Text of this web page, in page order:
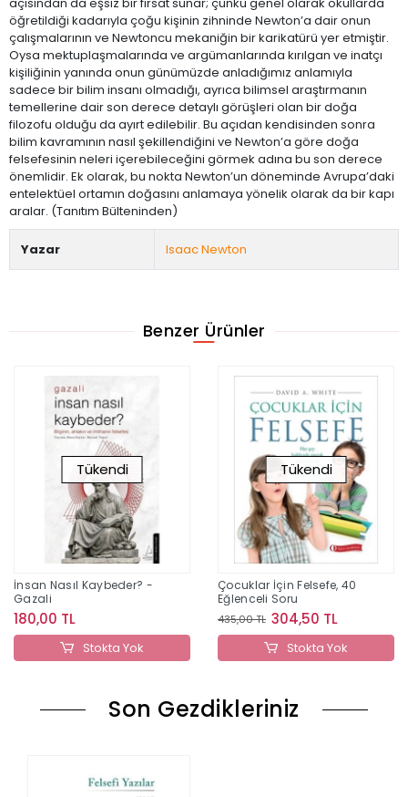
öğretildiği kadarıyla çoğu kişinin zihninde Newton’a dair onun
çalışmalarının ve Newtoncu mekaniğin bir karikatürü yer etmiştir.
Oysa mektuplaşmalarında ve argümanlarında kırılgan ve inatçı
kişiliğinin yanında onun günümüzde anladığımız anlamıyla
sadece bir bilim insanı olmadığı, ayrıca bilimsel araştırmanın
temellerine dair son derece detaylı görüşleri olan bir doğa
filozofu olduğu da ayırt edilebilir. Bu açıdan kendisinden sonra
bilim kavramının nasıl şekillendiğini ve Newton’a göre doğa
felsefesinin neleri içerebileceğini görmek adına bu son derece
önemlidir. Ek olarak, bu nokta Newton’un döneminde Avrupa’daki
entelektüel ortamın doğasını anlamaya yönelik olarak da bir kapı
aralar. (Tanıtım Bülteninden)
Yazar Isaac Newton
Benzer Ürünler
Tükendi
İnsan Nasıl Kaybeder? -
Gazali
180,00 TL
Stokta Yok
Tükendi
Çocuklar İçin Felsefe, 40
Eğlenceli Soru
435,00 TL 304,50 TL
Stokta Yok
Son Gezdikleriniz